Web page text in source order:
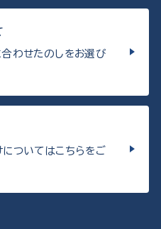
わせたのしをお選び
ついてはこちらをご